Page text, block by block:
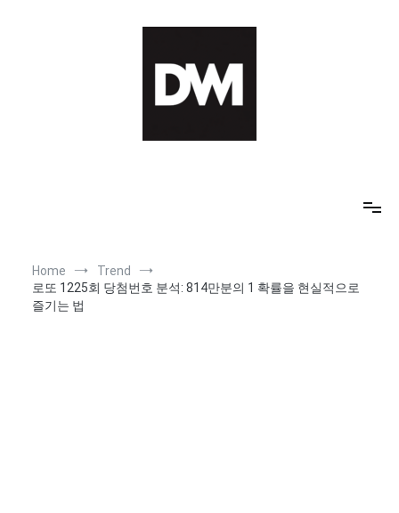
Home
Trend
로또 1225회 당첨번호 분석: 814만분의 1 확률을 현실적으로
즐기는 법